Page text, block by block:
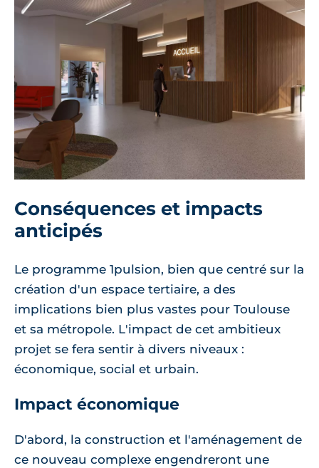
Conséquences et impacts
anticipés
Le programme 1pulsion, bien que centré sur la
création d'un espace tertiaire, a des
implications bien plus vastes pour Toulouse
et sa métropole. L'impact de cet ambitieux
projet se fera sentir à divers niveaux :
économique, social et urbain.
Impact économique
D'abord, la construction et l'aménagement de
ce nouveau complexe engendreront une